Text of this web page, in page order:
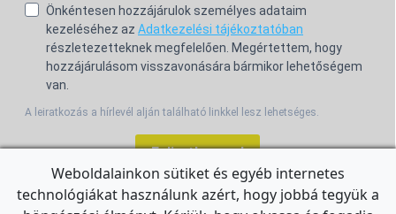
Önkéntesen hozzájárulok személyes adataim
kezeléséhez az Adatkezelési tájékoztatóban
részletezetteknek megfelelően. Megértettem, hogy
hozzájárulásom visszavonására bármikor lehetőségem
van.
A leiratkozás a hírlevél alján található linkkel lesz lehetséges.
Feliratkozom!
Weboldalainkon sütiket és egyéb internetes
technológiákat használunk azért, hogy jobbá tegyük a